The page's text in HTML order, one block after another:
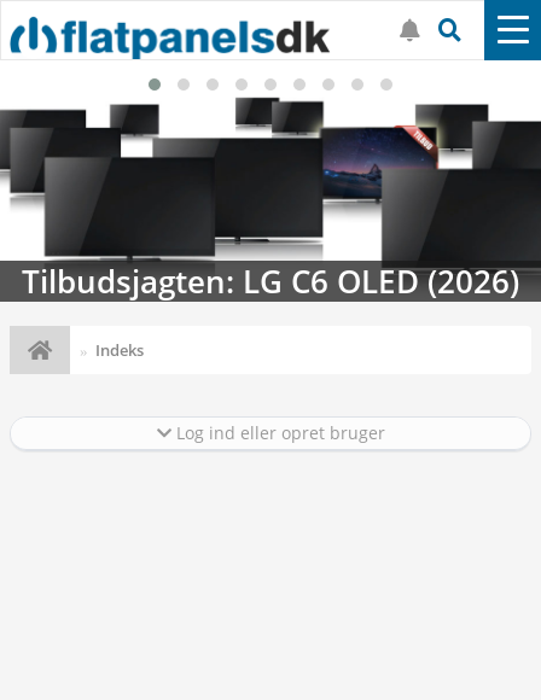
Tilbudsjagten: LG C6 OLED (2026)
Indeks
Log ind eller opret bruger